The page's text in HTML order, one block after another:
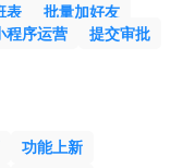
表
批量加好友
程序运营 提交审批
功能上新